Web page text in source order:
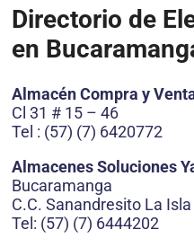
Directorio de
en
Almacén Compra y
Cl 31 # 15 – 46
Tel : (57) (7) 6420772
Almacenes Soluciones
Bucaramanga
C.C. Sanandresito La Isla
Tel: (57) (7) 6444202